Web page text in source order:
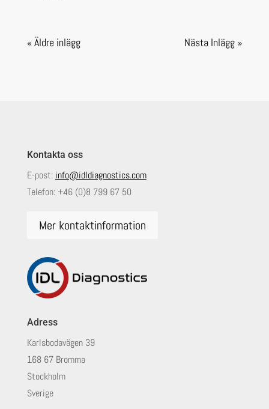
« Äldre inlägg Nästa Inlägg »
Kontakta oss
E-post: info@idldiagnostics.com
Telefon:+46 (0)8 799 67 50
Mer kontaktinformation
Adress
Karlsbodavägen 39
168 67 Bromma
Stockholm
Sverige